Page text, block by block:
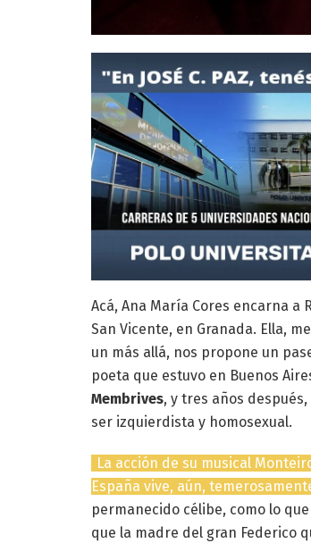
Acá, Ana María Cores encarna a
San Vicente, en Granada. Ella,
un más allá, nos propone un
poeta que estuvo en Buenos
Membrives, y tres años
ser izquierdista y homosexual.
La acción de su musical
España vive, aún,
permanecido célibe, como lo
que la madre del gran Federico